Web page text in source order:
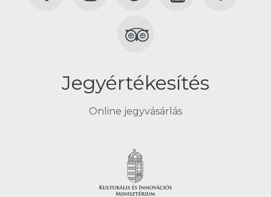
Jegyértékesítés
Online jegyvásárlás